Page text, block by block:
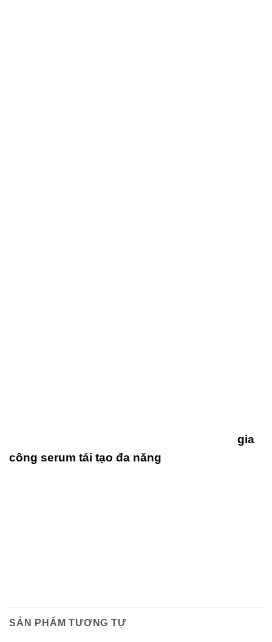
gia
công serum tái tạo đa năng
SẢN PHẨM TƯƠNG TỰ